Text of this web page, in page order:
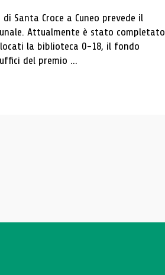
Santa Croce a Cuneo prevede il
Attualmente è stato completato
la biblioteca 0-18, il fondo
del premio ...